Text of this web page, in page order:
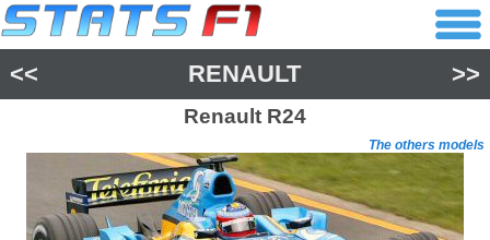
<< RENAULT >>
Renault R24
The others models